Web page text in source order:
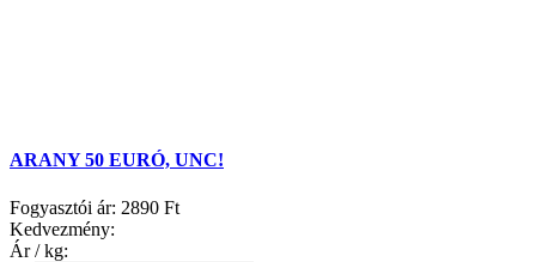
ARANY 50 EURÓ, UNC!
Fogyasztói ár: 2890 Ft
Kedvezmény:
Ár / kg: